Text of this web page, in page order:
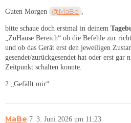
Guten Morgen @MaBe
bitte schaue doch erstmal in deinem
„ZuHause Bereich“ ob die Befehle zur
und ob das Gerät erst den jeweiligen
gesendet/zurückgesendet hat oder erst gar
Zeitpunkt schalten konnte.
2 „Gefällt mir“
MaBe 3. Juni 2026 um 11:23
7